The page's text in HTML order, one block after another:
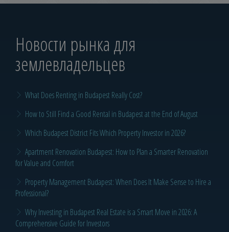
Новости рынка для
землевладельцев
What Does Renting in Budapest Really Cost?
How to Still Find a Good Rental in Budapest at the End of August
Which Budapest District Fits Which Property Investor in 2026?
Apartment Renovation Budapest: How to Plan a Smarter Renovation
for Value and Comfort
Property Management Budapest: When Does It Make Sense to Hire a
Professional?
Why Investing in Budapest Real Estate is a Smart Move in 2026: A
Comprehensive Guide for Investors